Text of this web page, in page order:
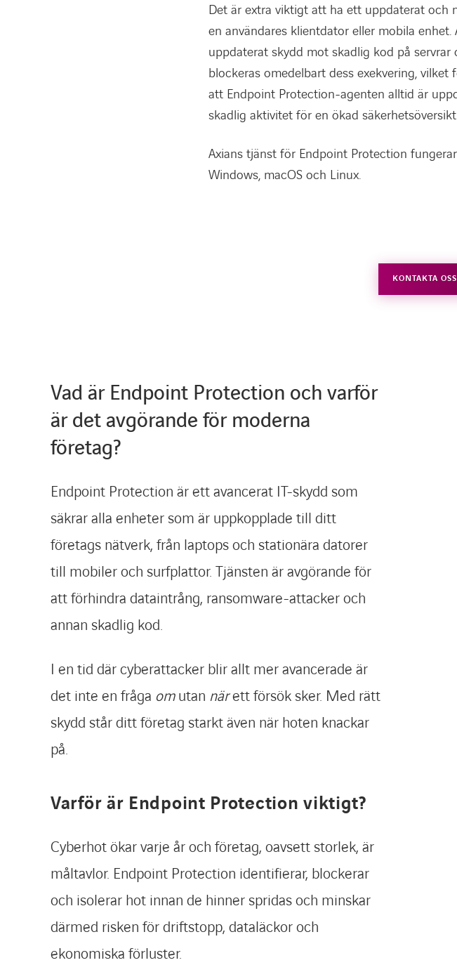
Det är extra viktigt att ha ett uppdaterat och
en användares klientdator eller mobila
uppdaterat skydd mot skadlig kod på
blockeras omedelbart dess exekvering,
att Endpoint Protection-agenten alltid är
skadlig aktivitet för en ökad
Axians tjänst för Endpoint Protection
Windows, macOS och Linux.
KONTAKTA
Vad är Endpoint Protection och varför
är det avgörande för moderna
företag?
Endpoint Protection är ett avancerat IT-skydd som
säkrar alla enheter som är uppkopplade till ditt
företags nätverk, från laptops och stationära datorer
till mobiler och surfplattor. Tjänsten är avgörande för
att förhindra dataintrång, ransomware-attacker och
annan skadlig kod.
I en tid där cyberattacker blir allt mer avancerade är
det inte en fråga omutan närett försök sker. Med rätt
skydd står ditt företag starkt även när hoten knackar
på.
Varför är Endpoint Protection viktigt?
Cyberhot ökar varje år och företag, oavsett storlek, är
måltavlor. Endpoint Protection identifierar, blockerar
och isolerar hot innan de hinner spridas och minskar
därmed risken för driftstopp, dataläckor och
ekonomiska förluster.